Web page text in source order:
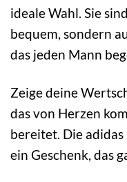
ideale Wahl. Sie
bequem, sondern
das jeden Mann
Zeige deine
das von Herzen
bereitet. Die
ein Geschenk, das